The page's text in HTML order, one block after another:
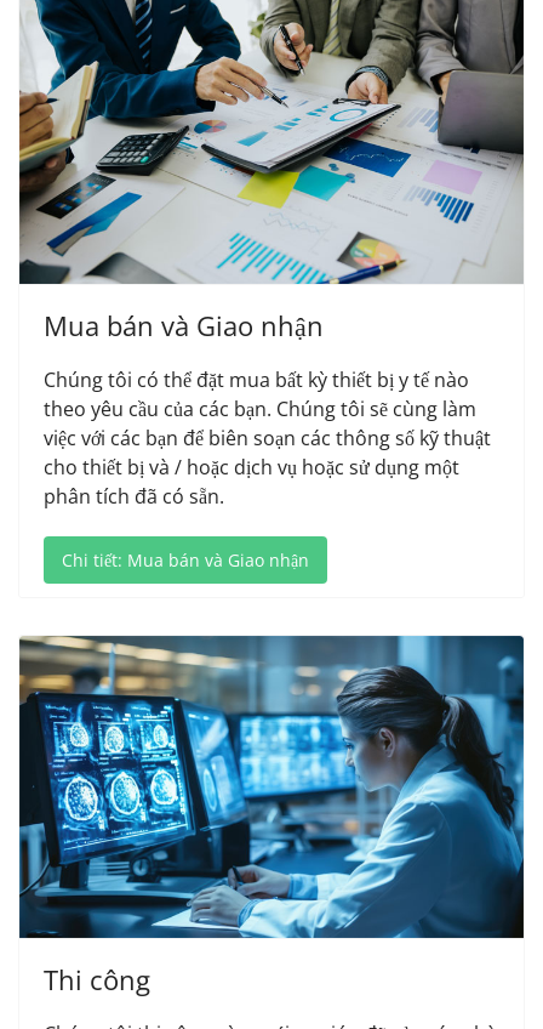
Mua bán và Giao nhận
Chúng tôi có thể đặt mua bất kỳ thiết bị y tế nào
theo yêu cầu của các bạn. Chúng tôi sẽ cùng làm
việc với các bạn để biên soạn các thông số kỹ thuật
cho thiết bị và / hoặc dịch vụ hoặc sử dụng một
phân tích đã có sẵn.
Chi tiết: Mua bán và Giao nhận
Thi công